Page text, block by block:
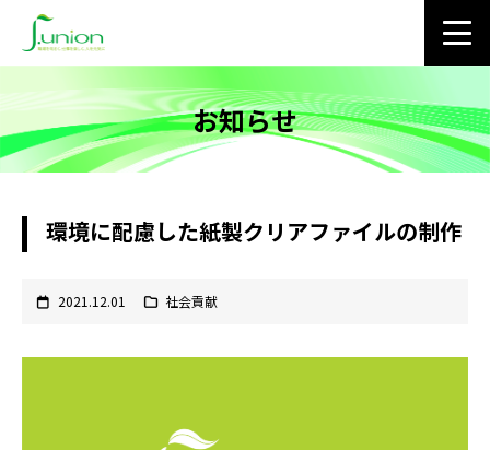
お知らせ
環境に配慮した紙製クリアファイルの制作
2021.12.01 社会貢献